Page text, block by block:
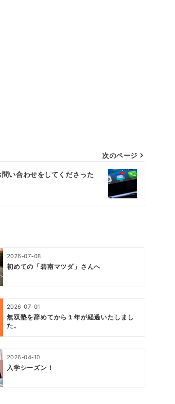
次のページ
問い合わせをしてくださった
2026-07-08
初めての「碧南マツダ」さんへ
2026-07-01
無双塾を辞めてから１年が経過いたしまし
た。
2026-04-10
入学シーズン！